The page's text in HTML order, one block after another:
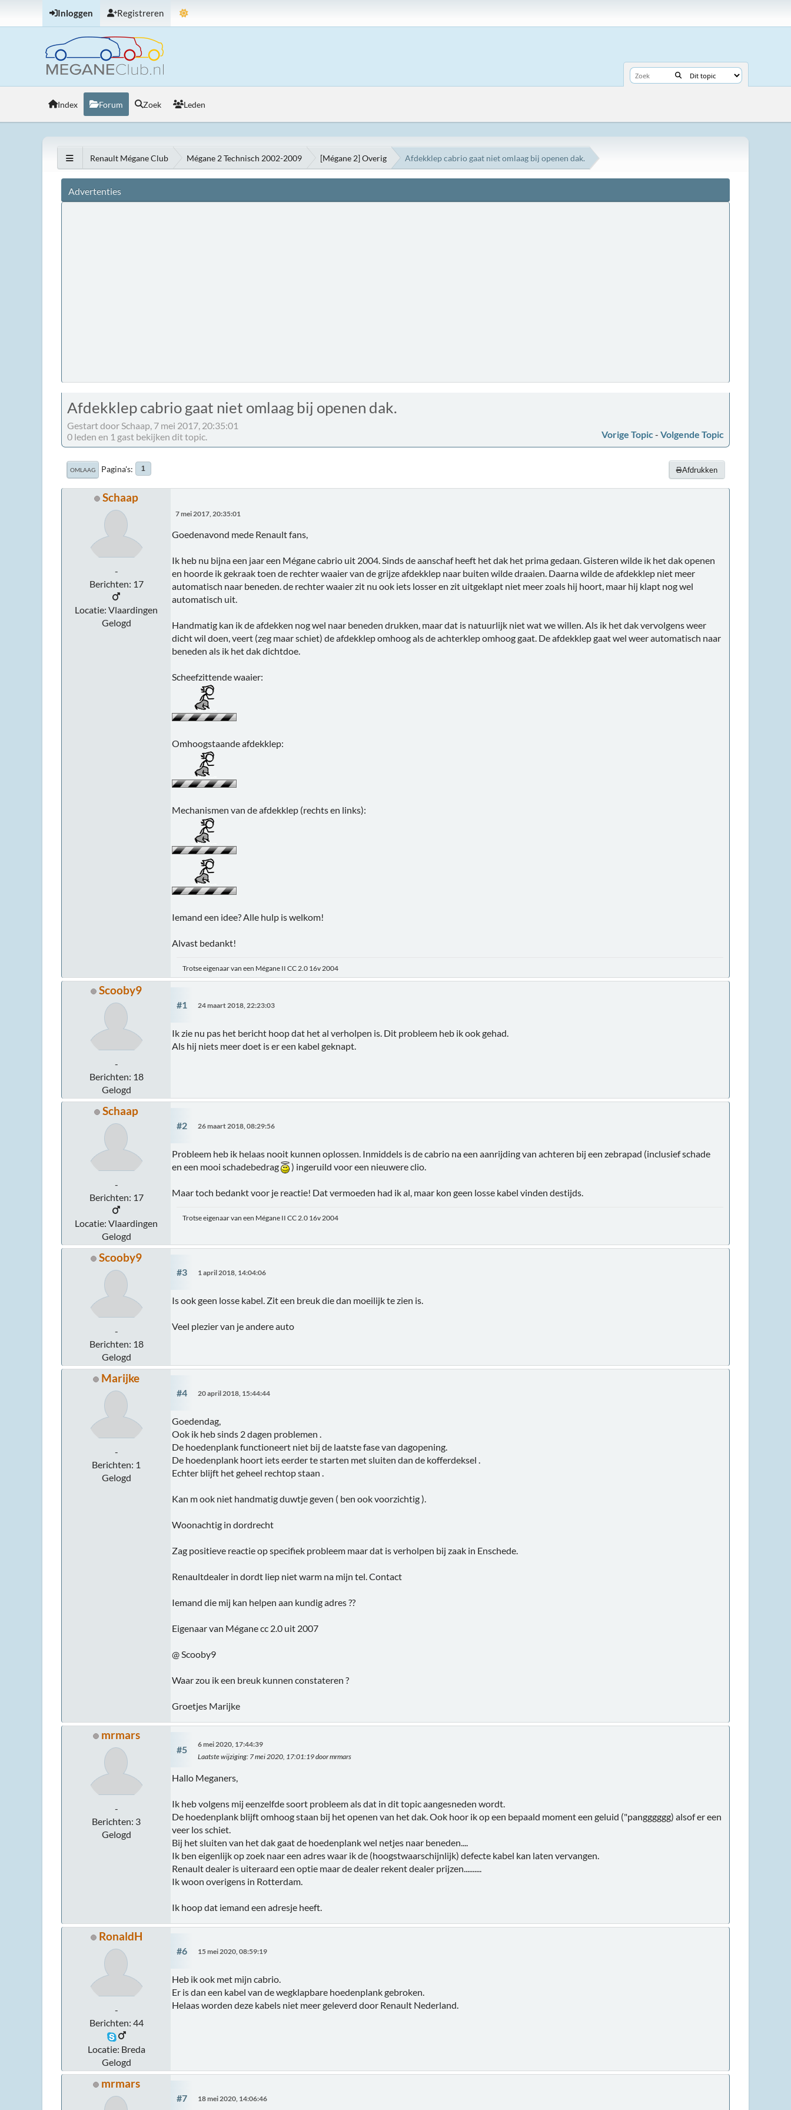
Inloggen Registreren
Index Forum Zoek Leden
Renault Mégane Club Mégane 2 Technisch 2002-2009 [Mégane 2] Overig Afdekklep cabrio gaat niet omlaag bij openen dak.
Advertenties
Afdekklep cabrio gaat niet omlaag bij openen dak.
Gestart door Schaap, 7 mei 2017, 20:35:01
Vorige Topic - Volgende Topic
0 leden en 1 gast bekijken dit topic.
Afdrukken
OMLAAG Pagina's 1
Schaap
-
Berichten: 17
Locatie: Vlaardingen
Gelogd
7 mei 2017, 20:35:01
Goedenavond mede Renault fans,
Ik heb nu bijna een jaar een Mégane cabrio uit 2004. Sinds de aanschaf heeft het dak het prima gedaan. Gisteren wilde ik het dak openen
en hoorde ik gekraak toen de rechter waaier van de grijze afdekklep naar buiten wilde draaien. Daarna wilde de afdekklep niet meer
automatisch naar beneden. de rechter waaier zit nu ook iets losser en zit uitgeklapt niet meer zoals hij hoort, maar hij klapt nog wel
automatisch uit.
Handmatig kan ik de afdekken nog wel naar beneden drukken, maar dat is natuurlijk niet wat we willen. Als ik het dak vervolgens weer
dicht wil doen, veert (zeg maar schiet) de afdekklep omhoog als de achterklep omhoog gaat. De afdekklep gaat wel weer automatisch naar
beneden als ik het dak dichtdoe.
Scheefzittende waaier:
Omhoogstaande afdekklep:
Mechanismen van de afdekklep (rechts en links):
Iemand een idee? Alle hulp is welkom!
Alvast bedankt!
Trotse eigenaar van een Mégane II CC 2.0 16v 2004
Scooby9
-
Berichten: 18
Gelogd
#1 24 maart 2018, 22:23:03
Ik zie nu pas het bericht hoop dat het al verholpen is. Dit probleem heb ik ook gehad.
Als hij niets meer doet is er een kabel geknapt.
Schaap
-
Berichten: 17
Locatie: Vlaardingen
Gelogd
#2 26 maart 2018, 08:29:56
Probleem heb ik helaas nooit kunnen oplossen. Inmiddels is de cabrio na een aanrijding van achteren bij een zebrapad (inclusief schade
en een mooi schadebedrag
) ingeruild voor een nieuwere clio.
Maar toch bedankt voor je reactie! Dat vermoeden had ik al, maar kon geen losse kabel vinden destijds.
Trotse eigenaar van een Mégane II CC 2.0 16v 2004
Scooby9
-
Berichten: 18
Gelogd
#3 1 april 2018, 14:04:06
Is ook geen losse kabel. Zit een breuk die dan moeilijk te zien is.
Veel plezier van je andere auto
Marijke
-
Berichten: 1
Gelogd
#4 20 april 2018, 15:44:44
Goedendag,
Ook ik heb sinds 2 dagen problemen .
De hoedenplank functioneert niet bij de laatste fase van dagopening.
De hoedenplank hoort iets eerder te starten met sluiten dan de kofferdeksel .
Echter blijft het geheel rechtop staan .
Kan m ook niet handmatig duwtje geven ( ben ook voorzichtig ).
Woonachtig in dordrecht
Zag positieve reactie op specifiek probleem maar dat is verholpen bij zaak in Enschede.
Renaultdealer in dordt liep niet warm na mijn tel. Contact
Iemand die mij kan helpen aan kundig adres ??
Eigenaar van Mégane cc 2.0 uit 2007
@ Scooby9
Waar zou ik een breuk kunnen constateren ?
Groetjes Marijke
mrmars
-
Berichten: 3
Gelogd
#5
6 mei 2020, 17:44:39
Laatste wijziging: 7 mei 2020, 17:01:19 door mrmars
Hallo Meganers,
Ik heb volgens mij eenzelfde soort probleem als dat in dit topic aangesneden wordt.
De hoedenplank blijft omhoog staan bij het openen van het dak. Ook hoor ik op een bepaald moment een geluid ("pangggggg) alsof er een
veer los schiet.
Bij het sluiten van het dak gaat de hoedenplank wel netjes naar beneden....
Ik ben eigenlijk op zoek naar een adres waar ik de (hoogstwaarschijnlijk) defecte kabel kan laten vervangen.
Renault dealer is uiteraard een optie maar de dealer rekent dealer prijzen..........
Ik woon overigens in Rotterdam.
Ik hoop dat iemand een adresje heeft.
RonaldH
-
Berichten: 44
Locatie: Breda
Gelogd
#6 15 mei 2020, 08:59:19
Heb ik ook met mijn cabrio.
Er is dan een kabel van de wegklapbare hoedenplank gebroken.
Helaas worden deze kabels niet meer geleverd door Renault Nederland.
mrmars
#7 18 mei 2020, 14:06:46